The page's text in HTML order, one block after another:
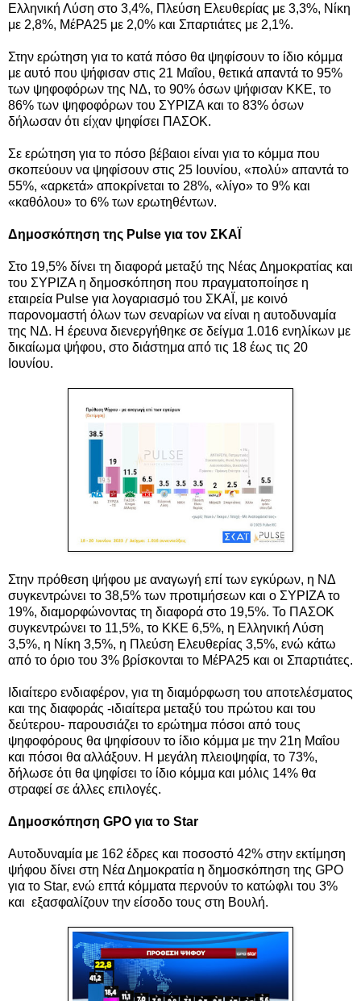
Ελληνική Λύση στο 3,4%, Πλεύση Ελευθερίας με 3,3%, Νίκη
με 2,8%, ΜέΡΑ25 με 2,0% και Σπαρτιάτες με 2,1%.
Στην ερώτηση για το κατά πόσο θα ψηφίσουν το ίδιο κόμμα
με αυτό που ψήφισαν στις 21 Μαΐου, θετικά απαντά το 95%
των ψηφοφόρων της ΝΔ, το 90% όσων ψήφισαν ΚΚΕ, το
86% των ψηφοφόρων του ΣΥΡΙΖΑ και το 83% όσων
δήλωσαν ότι είχαν ψηφίσει ΠΑΣΟΚ.
Σε ερώτηση για το πόσο βέβαιοι είναι για το κόμμα που
σκοπεύουν να ψηφίσουν στις 25 Ιουνίου, «πολύ» απαντά το
55%, «αρκετά» αποκρίνεται το 28%, «λίγο» το 9% και
«καθόλου» το 6% των ερωτηθέντων.
Δημοσκόπηση της Pulse για τον ΣΚΑΪ
Στο 19,5% δίνει τη διαφορά μεταξύ της Νέας Δημοκρατίας και
του ΣΥΡΙΖΑ η δημοσκόπηση που πραγματοποίησε η
εταιρεία Pulse για λογαριασμό του ΣΚΑΪ, με κοινό
παρονομαστή όλων των σεναρίων να είναι η αυτοδυναμία
της ΝΔ. Η έρευνα διενεργήθηκε σε δείγμα 1.016 ενηλίκων με
δικαίωμα ψήφου, στο διάστημα από τις 18 έως τις 20
Ιουνίου.
Στην πρόθεση ψήφου με αναγωγή επί των εγκύρων, η ΝΔ
συγκεντρώνει το 38,5% των προτιμήσεων και ο ΣΥΡΙΖΑ το
19%, διαμορφώνοντας τη διαφορά στο 19,5%. Το ΠΑΣΟΚ
συγκεντρώνει το 11,5%, το ΚΚΕ 6,5%, η Ελληνική Λύση
3,5%, η Νίκη 3,5%, η Πλεύση Ελευθερίας 3,5%, ενώ κάτω
από το όριο του 3% βρίσκονται το ΜέΡΑ25 και οι Σπαρτιάτες.
Ιδιαίτερο ενδιαφέρον, για τη διαμόρφωση του αποτελέσματος
και της διαφοράς -ιδιαίτερα μεταξύ του πρώτου και του
δεύτερου- παρουσιάζει το ερώτημα πόσοι από τους
ψηφοφόρους θα ψηφίσουν το ίδιο κόμμα με την 21η Μαΐου
και πόσοι θα αλλάξουν. Η μεγάλη πλειοψηφία, το 73%,
δήλωσε ότι θα ψηφίσει το ίδιο κόμμα και μόλις 14% θα
στραφεί σε άλλες επιλογές.
Δημοσκόπηση GPΟ για το Star
Αυτοδυναμία με 162 έδρες και ποσοστό 42% στην εκτίμηση
ψήφου δίνει στη Νέα Δημοκρατία η δημοσκόπηση της GPO
για το Star, ενώ επτά κόμματα περνούν το κατώφλι του 3%
και εξασφαλίζουν την είσοδο τους στη Βουλή.